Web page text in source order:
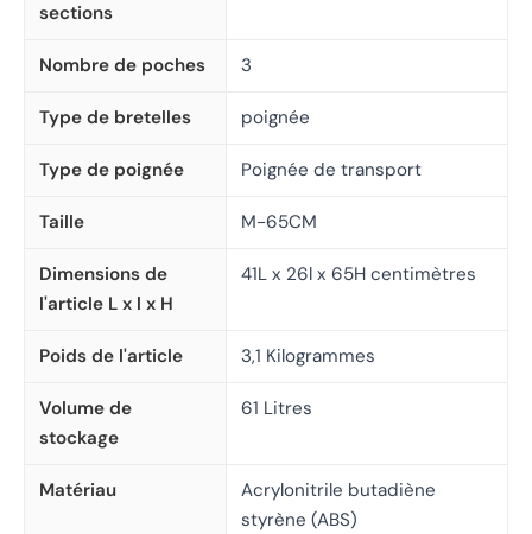
sections
Nombre de poches 3
Type de bretelles poignée
Type de poignée Poignée de transport
Taille M-65CM
Dimensions de
l'article L x l x H
41L x 26l x 65H centimètres
Poids de l'article 3,1 Kilogrammes
Volume de
stockage
61 Litres
Matériau
Acrylonitrile butadiène
styrène (ABS)